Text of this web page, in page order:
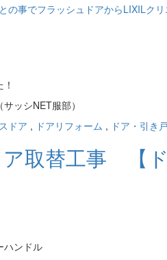
ッシNET服部）
ドア , ドアリフォーム , ドア・引き戸
取替工事 【
ンドル